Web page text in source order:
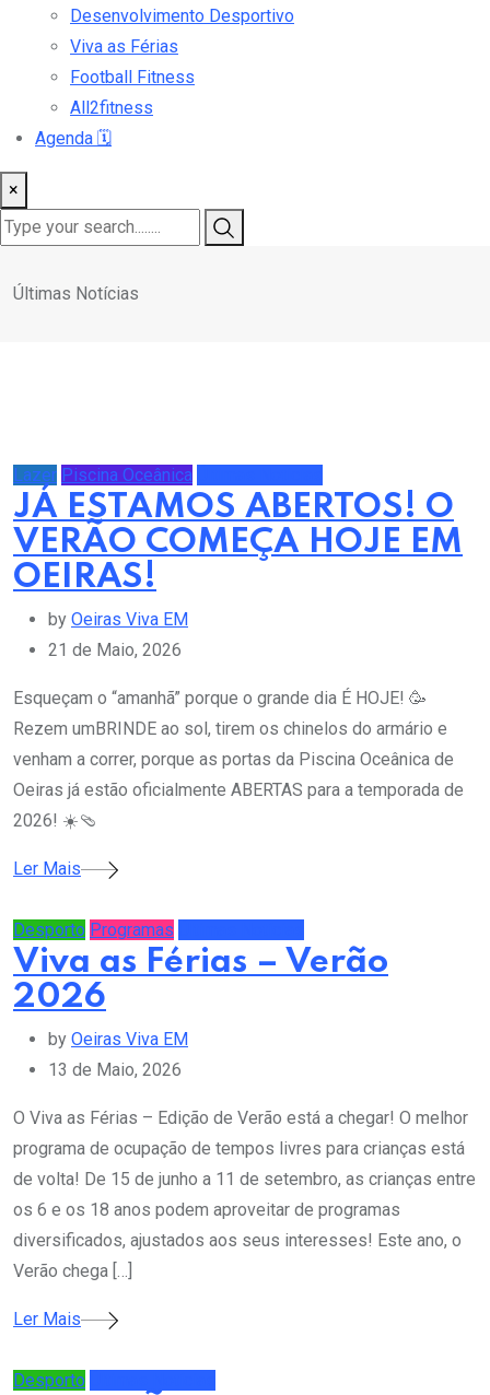
Desenvolvimento Desportivo
Viva as Férias
Football Fitness
All2fitness
Agenda 🗓️
×
Últimas Notícias
Lazer Piscina Oceânica
JÁ ESTAMOS ABERTOS! O
VERÃO COMEÇA HOJE EM
OEIRAS!
by Oeiras Viva EM
21 de Maio, 2026
Esqueçam o “amanhã” porque o grande dia É HOJE! 🥳
Rezem umBRINDE ao sol, tirem os chinelos do armário e
venham a correr, porque as portas da Piscina Oceânica de
Oeiras já estão oficialmente ABERTAS para a temporada de
2026! ☀️🩴
Ler Mais
Desporto Programas
Viva as Férias – Verão
2026
by Oeiras Viva EM
13 de Maio, 2026
O Viva as Férias – Edição de Verão está a chegar! O melhor
programa de ocupação de tempos livres para crianças está
de volta! De 15 de junho a 11 de setembro, as crianças entre
os 6 e os 18 anos podem aproveitar de programas
diversificados, ajustados aos seus interesses! Este ano, o
Verão chega […]
Ler Mais
Desporto